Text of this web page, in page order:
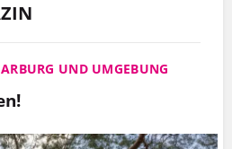
UND UMGEBUNG